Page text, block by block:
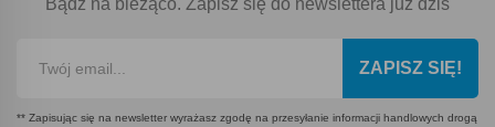
Bądź na bieżąco. Zapisz się do newslettera już dziś
ZAPISZ SIĘ!
** Zapisując się na newsletter wyrażasz zgodę na przesyłanie informacji handlowych drogą